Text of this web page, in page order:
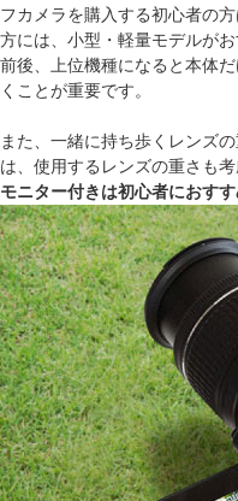
フカメラを購入する初心者の
方には、小型・軽量モデルが
前後、上位機種になると本体
くことが重要です。
また、一緒に持ち歩くレンズ
は、使用するレンズの重さも考
モニター付きは初心者におす